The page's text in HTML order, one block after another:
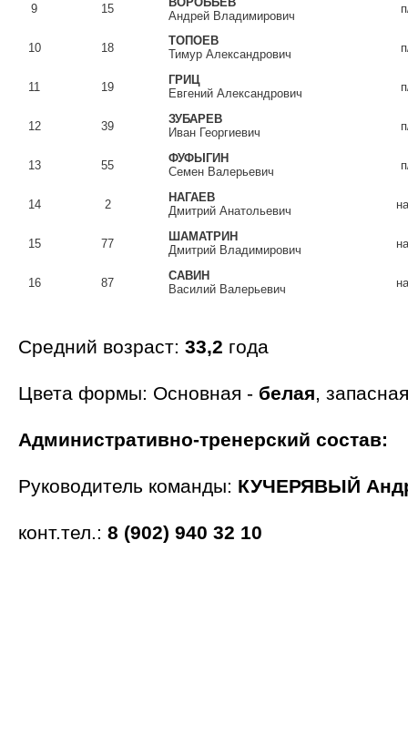
9 15
Андрей Владимирович
10 18
ТОПОЕВ
Тимур Александрович
11 19
ГРИЦ
Евгений Александрович
12 39
ЗУБАРЕВ
Иван Георгиевич
13 55
ФУФЫГИН
Семен Валерьевич
14 2
НАГАЕВ
Дмитрий Анатольевич
15 77
ШАМАТРИН
Дмитрий Владимирович
16 87
САВИН
Василий Валерьевич
Средний возраст: 33,2 года
Цвета формы: Основная - белая,
Административно-тренерский состав:
Руководитель команды: КУЧЕРЯВЫЙ
конт.тел.: 8 (902) 940 32 10